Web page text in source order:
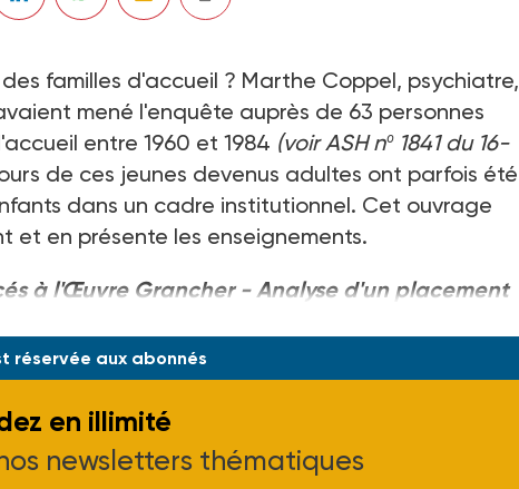
familles d'accueil ? Marthe Coppel, psychiatre,
mené l'enquête auprès de 63 personnes
entre 1960 et 1984 (voir ASH nº 1841 du 16-
de ces jeunes devenus adultes ont parfois été
dans un cadre institutionnel. Cet ouvrage
et en présente les enseignements.
à l'Œuvre Grancher - Analyse d'un placement
réservée aux abonnés
en illimité
newsletters thématiques